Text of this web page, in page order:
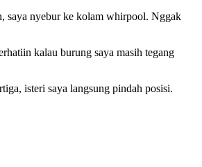
saya nyebur ke kolam whirpool. Nggak
kalau burung saya masih tegang
isteri saya langsung pindah posisi.